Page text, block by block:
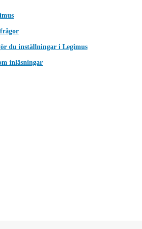
du inställningar i Legimus
inläsningar